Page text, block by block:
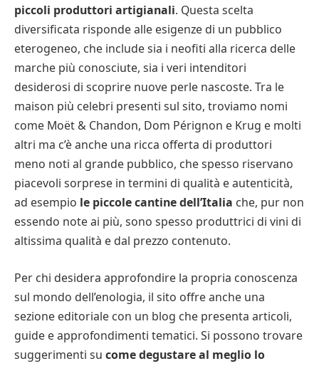
piccoli produttori artigianali. Questa scelta
diversificata risponde alle esigenze di un pubblico
eterogeneo, che include sia i neofiti alla ricerca delle
marche più conosciute, sia i veri intenditori
desiderosi di scoprire nuove perle nascoste. Tra le
maison più celebri presenti sul sito, troviamo nomi
come Moët & Chandon, Dom Pérignon e Krug e molti
altri ma c’è anche una ricca offerta di produttori
meno noti al grande pubblico, che spesso riservano
piacevoli sorprese in termini di qualità e autenticità,
ad esempio le piccole cantine dell’Italia che, pur non
essendo note ai più, sono spesso produttrici di vini di
altissima qualità e dal prezzo contenuto.
Per chi desidera approfondire la propria conoscenza
sul mondo dell’enologia, il sito offre anche una
sezione editoriale con un blog che presenta articoli,
guide e approfondimenti tematici. Si possono trovare
suggerimenti su come degustare al meglio lo